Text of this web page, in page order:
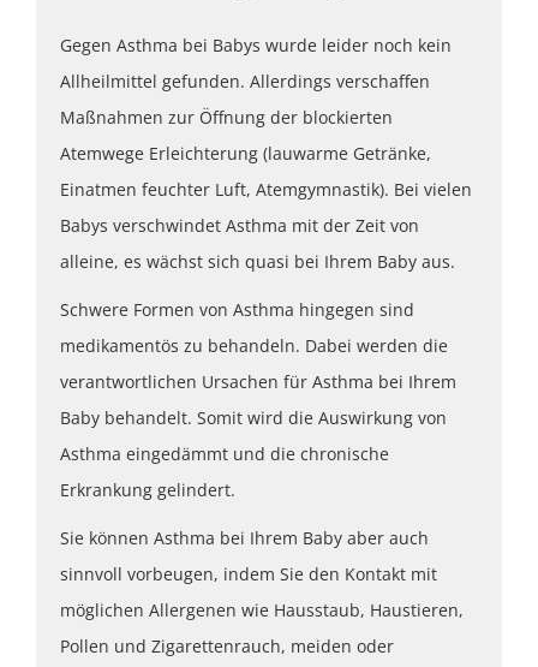
Gegen Asthma bei Babys wurde leider noch kein
Allheilmittel gefunden. Allerdings verschaffen
Maßnahmen zur Öffnung der blockierten
Atemwege Erleichterung (lauwarme Getränke,
Einatmen feuchter Luft, Atemgymnastik). Bei vielen
Babys verschwindet Asthma mit der Zeit von
alleine, es wächst sich quasi bei Ihrem Baby aus.
Schwere Formen von Asthma hingegen sind
medikamentös zu behandeln. Dabei werden die
verantwortlichen Ursachen für Asthma bei Ihrem
Baby behandelt. Somit wird die Auswirkung von
Asthma eingedämmt und die chronische
Erkrankung gelindert.
Sie können Asthma bei Ihrem Baby aber auch
sinnvoll vorbeugen, indem Sie den Kontakt mit
möglichen Allergenen wie Hausstaub, Haustieren,
Pollen und Zigarettenrauch, meiden oder